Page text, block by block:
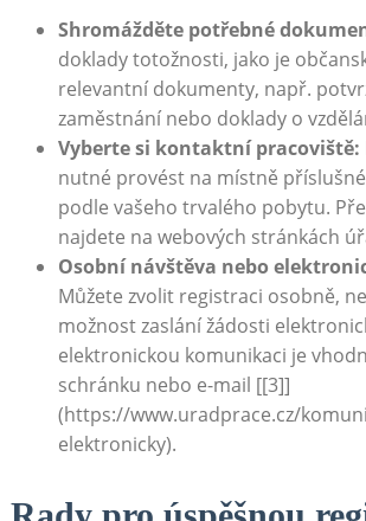
Shromážděte potřebné
doklady totožnosti, jako je
relevantní dokumenty, např.
zaměstnání nebo doklady o
Vyberte si kontaktní pracoviště:
nutné provést na místně
podle vašeho trvalého pobytu.
najdete na webových stránkách
Osobní návštěva nebo
Můžete zvolit registraci osobně,
možnost zaslání žádosti
elektronickou komunikaci je
schránku nebo e-mail [[3]]
(https://www.uradprace.cz/
elektronicky).